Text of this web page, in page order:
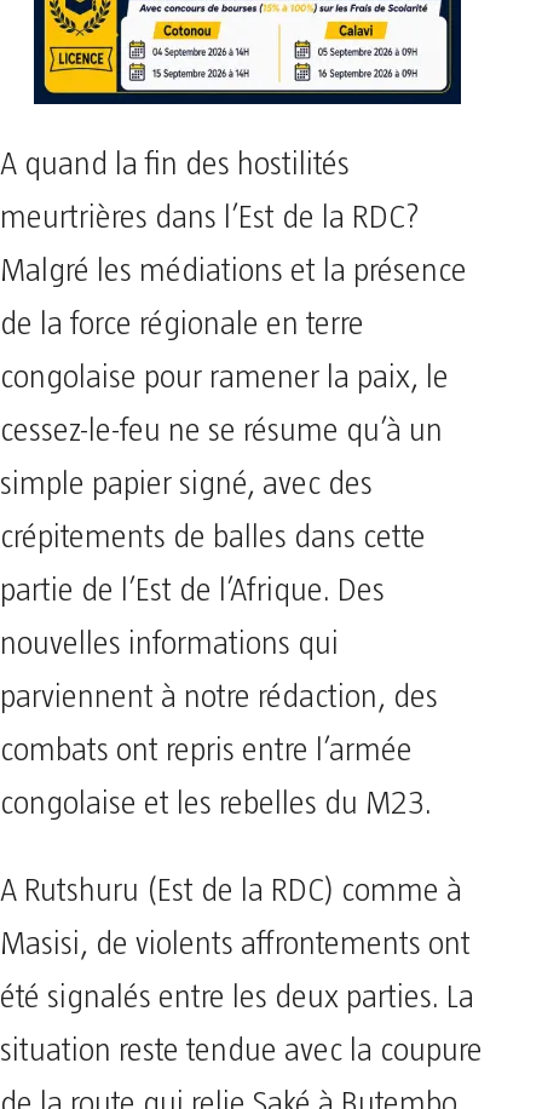
A quand la fin des hostilités
meurtrières dans l’Est de la RDC?
Malgré les médiations et la présence
de la force régionale en terre
congolaise pour ramener la paix, le
cessez-le-feu ne se résume qu’à un
simple papier signé, avec des
crépitements de balles dans cette
partie de l’Est de l’Afrique. Des
nouvelles informations qui
parviennent à notre rédaction, des
combats ont repris entre l’armée
congolaise et les rebelles du M23.
A Rutshuru (Est de la RDC) comme à
Masisi, de violents affrontements ont
été signalés entre les deux parties. La
situation reste tendue avec la coupure